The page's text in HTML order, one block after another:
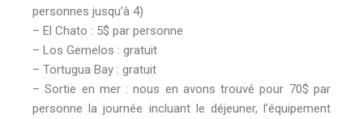
personnes jusqu’à 4)
– El Chato : 5$ par personne
– Los Gemelos : gratuit
– Tortugua Bay : gratuit
– Sortie en mer : nous en avons trouvé pour 70$ par
personne la journée incluant le déjeuner, l’équipement